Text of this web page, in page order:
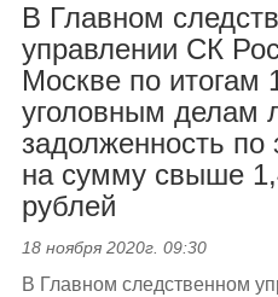
В Главном
управлении СК
Москве по итогам
уголовным делам
задолженность по
на сумму свыше
рублей
18 ноября 2020г. 09:30
В Главном следственном